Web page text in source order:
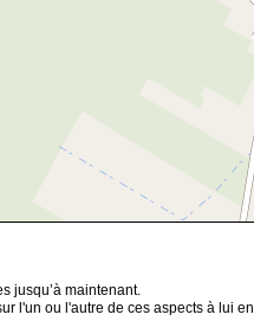
jusqu’à maintenant.
l'un ou l'autre de ces aspects à lui en